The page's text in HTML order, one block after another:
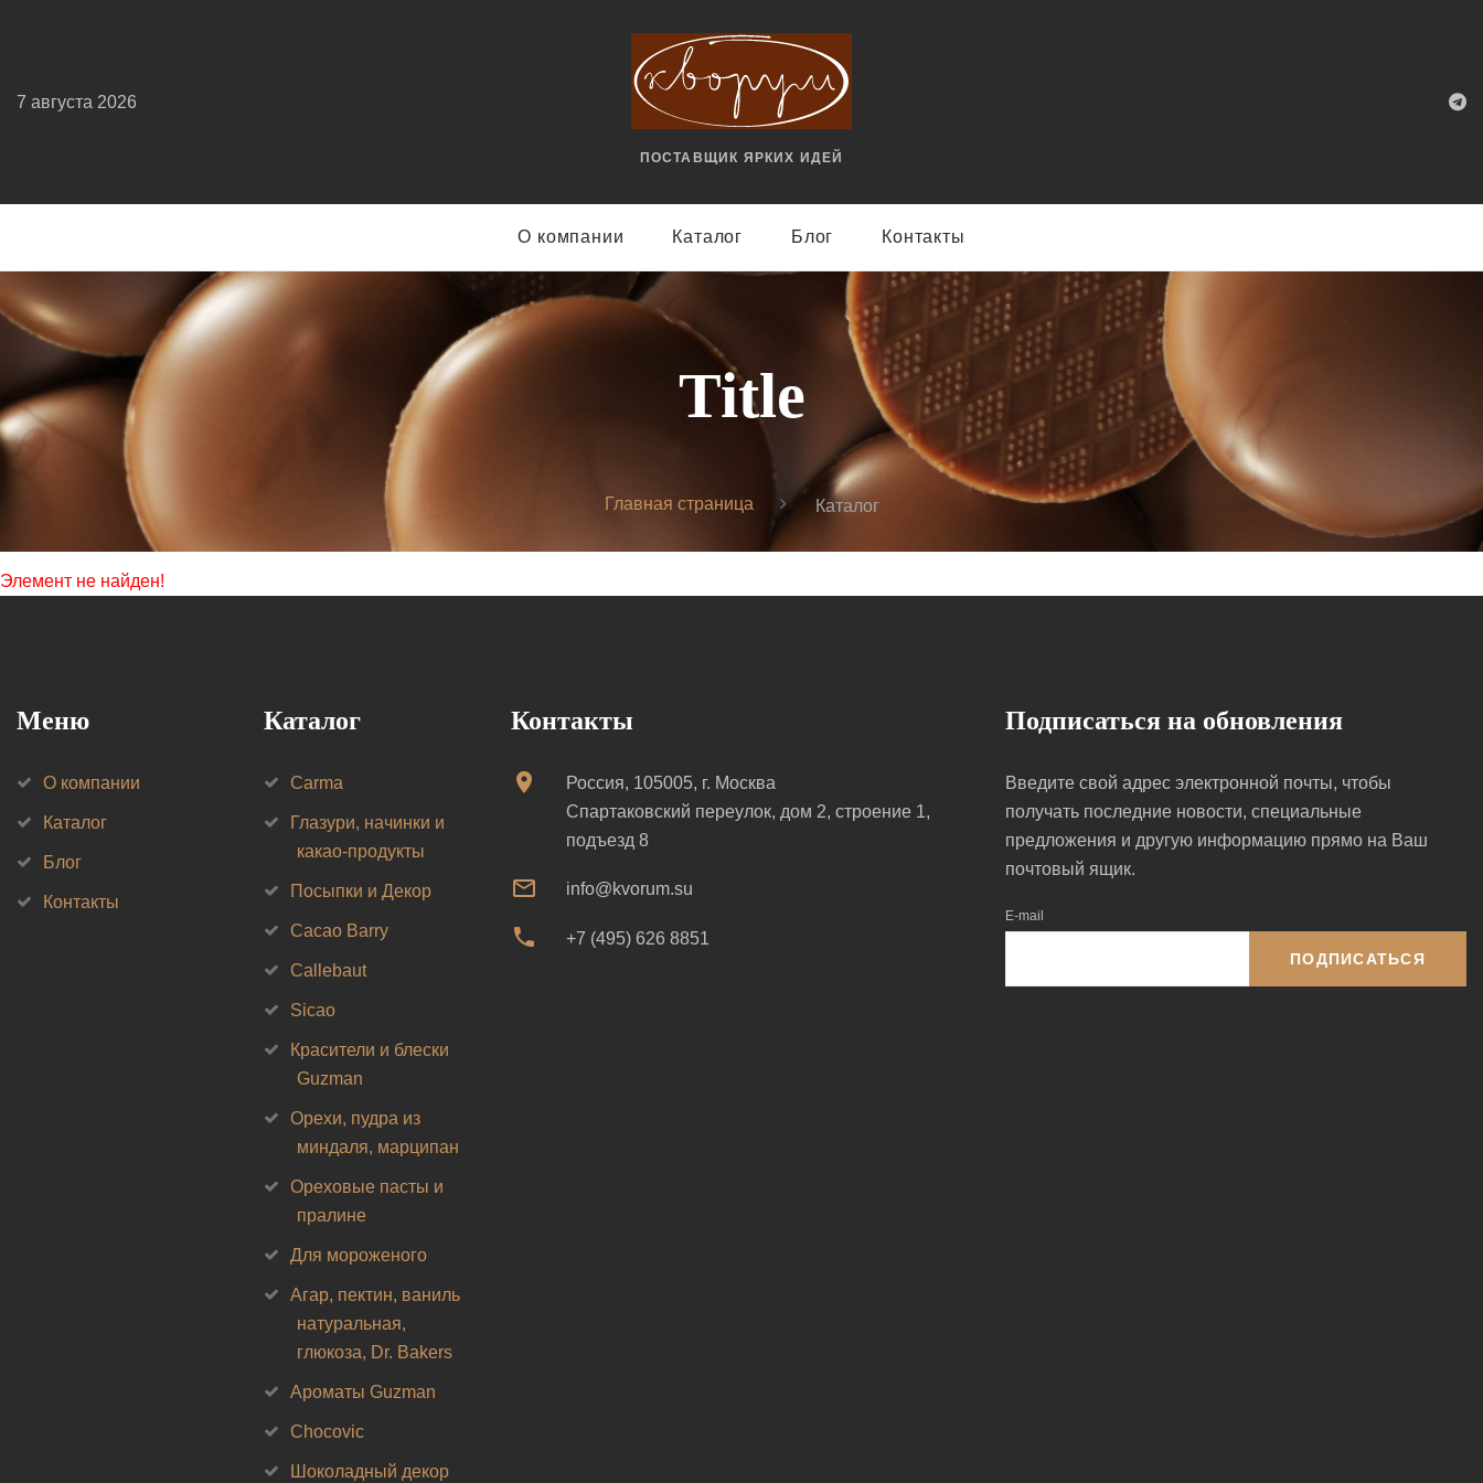
ПОСТАВЩИК ЯРКИX ИДЕЙ
7 августа 2026
О компании Каталог Блог Контакты
Title
Главная страница Каталог
Элемент не найден!
Меню
О компании
Каталог
Блог
Контакты
Каталог
Carma
Глазури, начинки и
какао-продукты
Посыпки и Декор
Cacao Barry
Callebaut
Sicao
Красители и блески
Guzman
Орехи, пудра из
миндаля, марципан
Ореховые пасты и
пралине
Для мороженого
Агар, пектин, ваниль
натуральная,
глюкоза, Dr. Bakers
Ароматы Guzman
Chocovic
Шоколадный декор
Контакты
Россия, 105005, г. Москва
Спартаковский переулок, дом 2, строение 1,
подъезд 8
info@kvorum.su
+7 (495) 626 8851
Подписаться на обновления
Введите свой адрес электронной почты, чтобы
получать последние новости, специальные
предложения и другую информацию прямо на Ваш
почтовый ящик.
E-mail
ПОДПИСАТЬСЯ